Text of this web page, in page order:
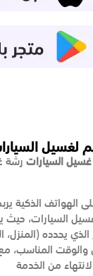
لغسيل
السياراترشة
الهواتف الذكية
السيارات، حيث
يحدده (المنزل،
والوقت المناسب،
من الخدمة